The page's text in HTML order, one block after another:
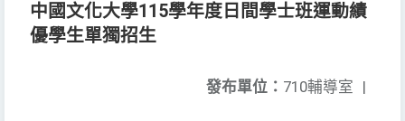
中國文化大學115學年度日間學士班運動績
優學生單獨招生
發布單位： 710輔導室 |